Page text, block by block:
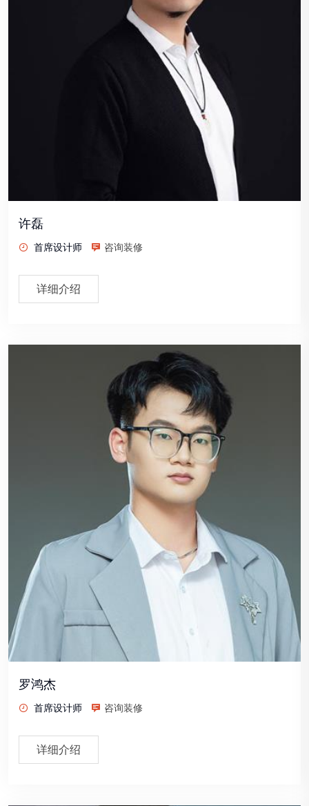
许磊
首席设计师 咨询装修
详细介绍
罗鸿杰
首席设计师 咨询装修
详细介绍